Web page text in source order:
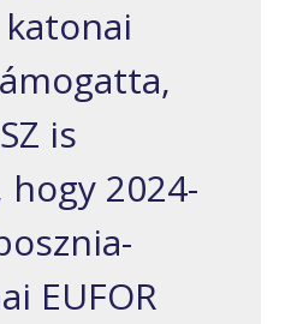
is
2024-
EUFOR